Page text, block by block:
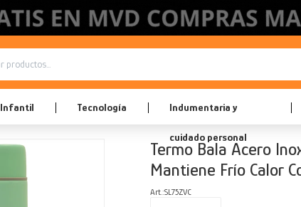
Infantil Tecnología Indumentaria y
cuidado personal
Termo Bala Acero
Mantiene Frío Calor
SL75ZVC